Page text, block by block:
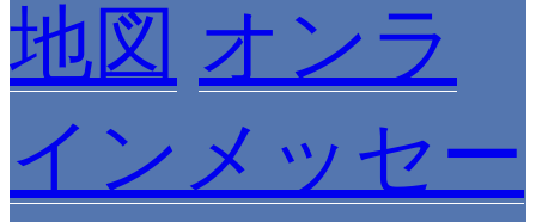
地図 オンラ
インメッセー